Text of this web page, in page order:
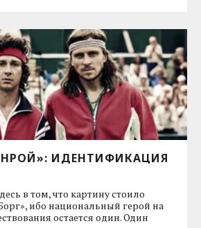
ИДЕНТИФИКАЦИЯ
в том, что картину стоило
ибо национальный герой на
остается один. Один